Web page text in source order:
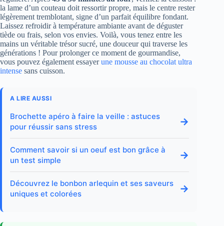
la lame d’un couteau doit ressortir propre, mais le centre rester
légèrement tremblotant, signe d’un parfait équilibre fondant.
Laissez refroidir à température ambiante avant de déguster
tiède ou frais, selon vos envies. Voilà, vous tenez entre les
mains un véritable trésor sucré, une douceur qui traverse les
générations ! Pour prolonger ce moment de gourmandise,
vous pouvez également essayerune mousse au chocolat ultra
intense sans cuisson.
A LIRE AUSSI
Brochette apéro à faire la veille : astuces
pour réussir sans stress
→
Comment savoir si un oeuf est bon grâce à
un test simple
→
Découvrez le bonbon arlequin et ses saveurs
uniques et colorées
→